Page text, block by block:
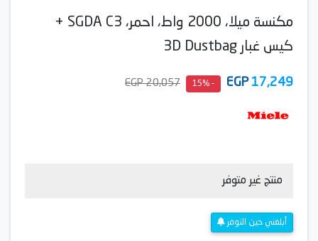
مكنسة ميلا، 2000 واط، احمر، SGDA C3 +
كيس غبار 3D Dustbag
17,249
EGP
- 15%
20,057 EGP
منتج غير متوفر
أبلغني حين التوفر